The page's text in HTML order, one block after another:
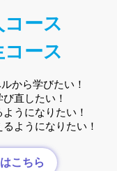
ース
ース
から学びたい！
直したい！
うになりたい！
ようになりたい！
こちら